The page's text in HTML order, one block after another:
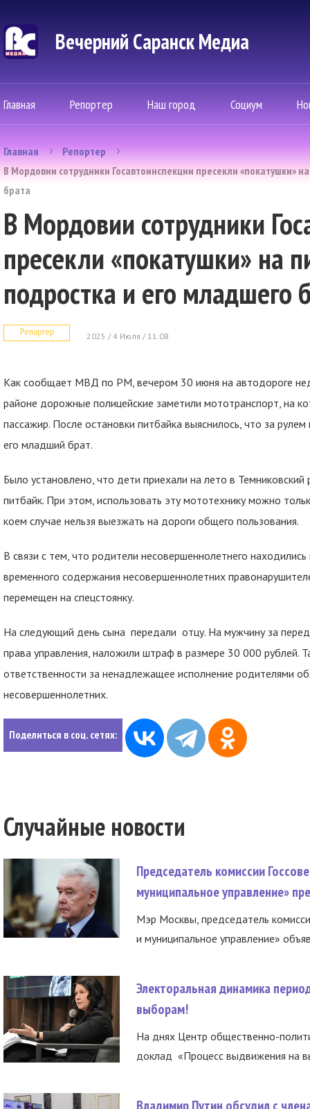
Вечерний Саранск Mедиа
Главная Репортер Наш город Социум
Главная
Репортер
В Мордовии сотрудники Госавтоинспекции пресекли «покатушки»
брата
В Мордовии сотрудники
пресекли «покатушки» на
подростка и его младшего
Репортер 2025 / 4 Июля / 11:08
Как сообщает МВД по РМ, вечером 30 июня на автодороге
районе дорожные полицейские заметили мототранспорт, на
пассажир. После остановки питбайка выяснилось, что за
его младший брат.
Было установлено, что дети приехали на лето в
питбайк. При этом, использовать эту мототехнику можно
коем случае нельзя выезжать на дороги общего пользования.
В связи с тем, что родители несовершеннолетнего
временного содержания несовершеннолетних
перемещен на спецстоянку.
На следующий день сына передали отцу. На мужчину за
права управления, наложили штраф в размере 30 000 рублей.
ответственности за ненадлежащее исполнение родителями
несовершеннолетних.
Поделиться в соц. сетях:
Случайные новости
Председатель комиссии
муниципальное управление»
Мэр Москвы, председатель
и муниципальное управление»
Электоральная динамика
выборам!
На днях Центр общественно-
доклад «Процесс выдвижения на